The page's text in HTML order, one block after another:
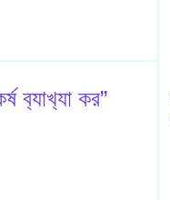
ব‍্যাখ‍্যা কর”